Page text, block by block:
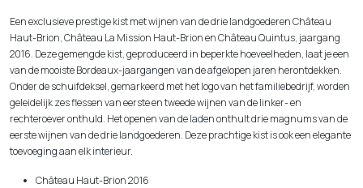
Een exclusieve prestige kist met wijnen van de drie landgoederen Château
Haut-Brion, Château La Mission Haut-Brion en Château Quintus, jaargang
2016. Deze gemengde kist, geproduceerd in beperkte hoeveelheden, laat je een
van de mooiste Bordeaux-jaargangen van de afgelopen jaren herontdekken.
Onder de schuifdeksel, gemarkeerd met het logo van het familiebedrijf, worden
geleidelijk zes flessen van eerste en tweede wijnen van de linker- en
rechteroever onthuld. Het openen van de laden onthult drie magnums van de
eerste wijnen van de drie landgoederen. Deze prachtige kist is ook een elegante
toevoeging aan elk interieur.
Château Haut-Brion 2016